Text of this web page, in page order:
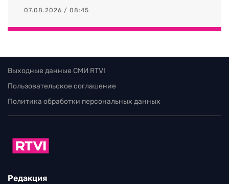
07.08.2026 / 08:45
Выходные данные СМИ RTVI
Пользовательское соглашение
Политика обработки персональных данных
Редакция